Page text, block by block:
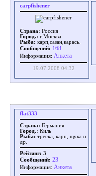
carpfishener
Страна: Россия
Город.: г.Москва
Рыба: карп,сазан,карась.
Сообщений: 168
Информация: Aнкета
19.07.2008 04:32
flat333
Страна: Германия
Город.: Киль
Рыба: треска, карп, щука и
др.
Рейтинг: 3
Сообщений: 23
Информация: Aнкета